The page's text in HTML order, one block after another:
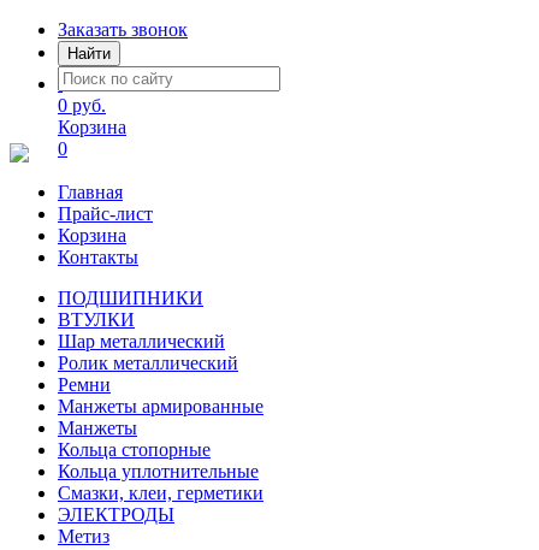
Заказать звонок
Найти
0 руб.
Корзина
0
Главная
Прайс-лист
Корзина
Контакты
ПОДШИПНИКИ
ВТУЛКИ
Шар металлический
Ролик металлический
Ремни
Манжеты армированные
Манжеты
Кольца стопорные
Кольца уплотнительные
Смазки, клеи, герметики
ЭЛЕКТРОДЫ
Метиз